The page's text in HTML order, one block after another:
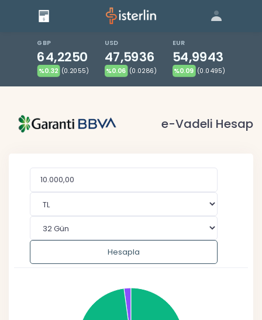
| Blog | Giriş
GBP
64,2250
%0.32 (0.2055)
USD
47,5936
%0.06 (0.0286)
EUR
54,9943
%0.09 (0.0495)
e-Vadeli Hesap
Hesapla